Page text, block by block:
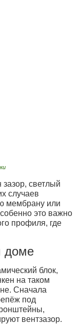
светлый
случаев
мембрану или
это важно
профиля, где
доме
блок,
на таком
Сначала
под
вентзазор.